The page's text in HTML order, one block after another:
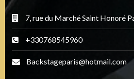
7, rue du Marché Saint Honoré
+330768545960
Backstageparis@hotmail.com